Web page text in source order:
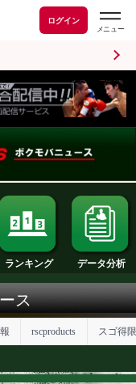
ログイン
画 ランキング